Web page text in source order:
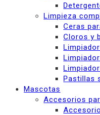
Limpieza
Ceras
Cloros y
Pastillas
Mascotas
Accesorios